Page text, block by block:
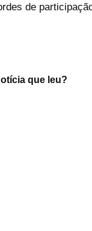
de
que leu?